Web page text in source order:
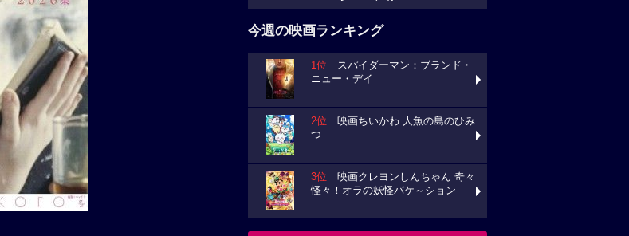
今週の映画ランキング
1位 スパイダーマン：ブランド・
ニュー・デイ
2位 映画ちいかわ 人魚の島のひみ
つ
3位 映画クレヨンしんちゃん 奇々
怪々！オラの妖怪バケ～ション